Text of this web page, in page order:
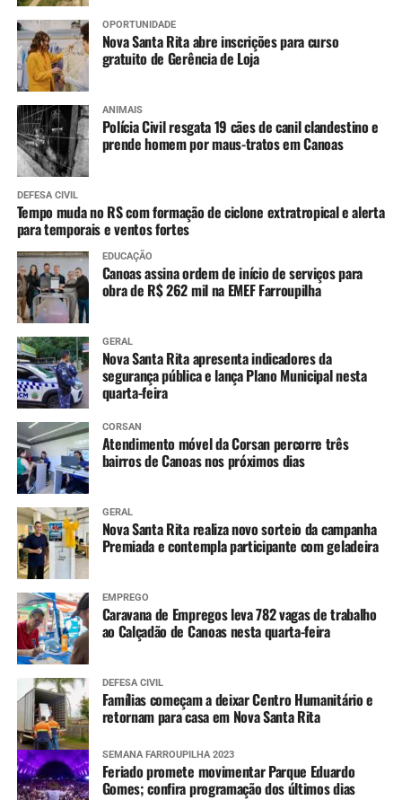
OPORTUNIDADE
Nova Santa Rita abre inscrições para curso
gratuito de Gerência de Loja
ANIMAIS
Polícia Civil resgata 19 cães de canil clandestino e
prende homem por maus-tratos em Canoas
DEFESA CIVIL
Tempo muda no RS com formação de ciclone extratropical e alerta
para temporais e ventos fortes
EDUCAÇÃO
Canoas assina ordem de início de serviços para
obra de R$ 262 mil na EMEF Farroupilha
GERAL
Nova Santa Rita apresenta indicadores da
segurança pública e lança Plano Municipal nesta
quarta-feira
CORSAN
Atendimento móvel da Corsan percorre três
bairros de Canoas nos próximos dias
GERAL
Nova Santa Rita realiza novo sorteio da campanha
Premiada e contempla participante com geladeira
EMPREGO
Caravana de Empregos leva 782 vagas de trabalho
ao Calçadão de Canoas nesta quarta-feira
DEFESA CIVIL
Famílias começam a deixar Centro Humanitário e
retornam para casa em Nova Santa Rita
SEMANA FARROUPILHA 2023
Feriado promete movimentar Parque Eduardo
Gomes; confira programação dos últimos dias